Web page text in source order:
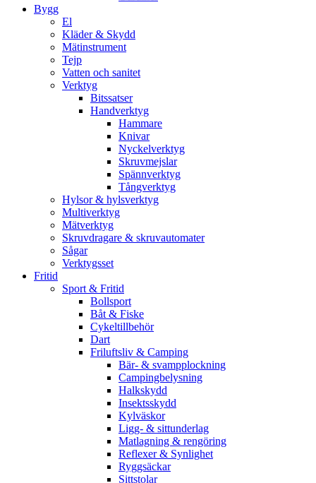
Bygg
El
Kläder & Skydd
Mätinstrument
Tejp
Vatten och sanitet
Verktyg
Bitssatser
Handverktyg
Hammare
Knivar
Nyckelverktyg
Skruvmejslar
Spännverktyg
Tångverktyg
Hylsor & hylsverktyg
Multiverktyg
Mätverktyg
Skruvdragare & skruvautomater
Sågar
Verktygsset
Fritid
Sport & Fritid
Bollsport
Båt & Fiske
Cykeltillbehör
Dart
Friluftsliv & Camping
Bär- & svampplockning
Campingbelysning
Halkskydd
Insektsskydd
Kylväskor
Ligg- & sittunderlag
Matlagning & rengöring
Reflexer & Synlighet
Ryggsäckar
Sittstolar